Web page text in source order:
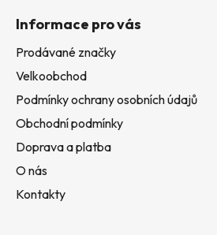
Informace pro vás
Prodávané značky
Velkoobchod
Podmínky ochrany osobních údajů
Obchodní podmínky
Doprava a platba
O nás
Kontakty